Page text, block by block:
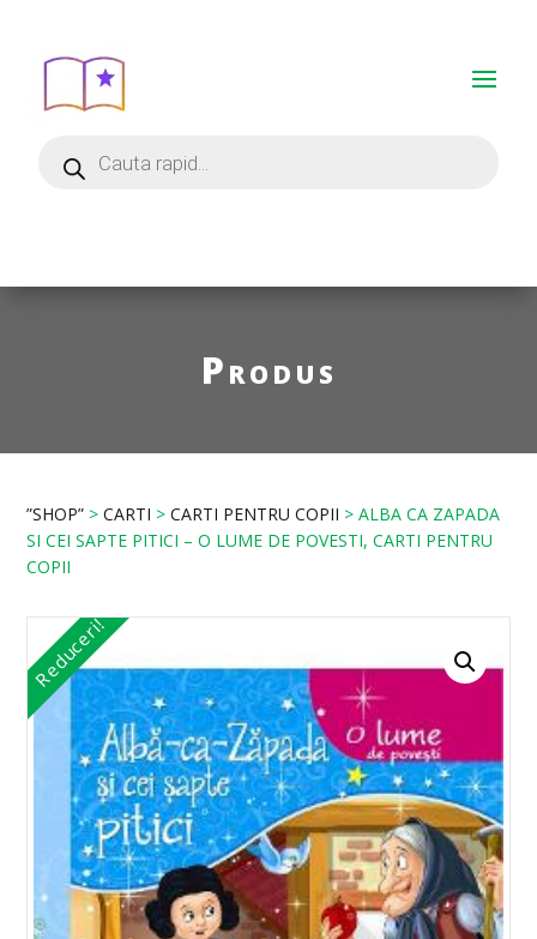
Produs
”SHOP” >CARTI >CARTI PENTRU COPII > ALBA CA ZAPADA
SI CEI SAPTE PITICI – O LUME DE POVESTI, CARTI PENTRU
COPII
Reduceri!